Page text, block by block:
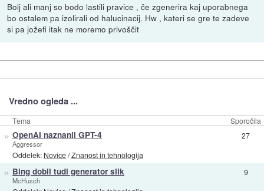
Bolj ali manj so bodo lastili pravice , če zgenerira kaj uporabnega
bo ostalem pa izolirali od halucinacij. Hw , kateri se gre te zadeve
si pa jožefi itak ne moremo privoščit
Vredno ogleda ...
Tema Sporočila
» OpenAI naznanil GPT-4
Aggressor
Oddelek: Novice/Znanost in tehnologija
27
» Bing dobil tudi generator slik
McHusch
9